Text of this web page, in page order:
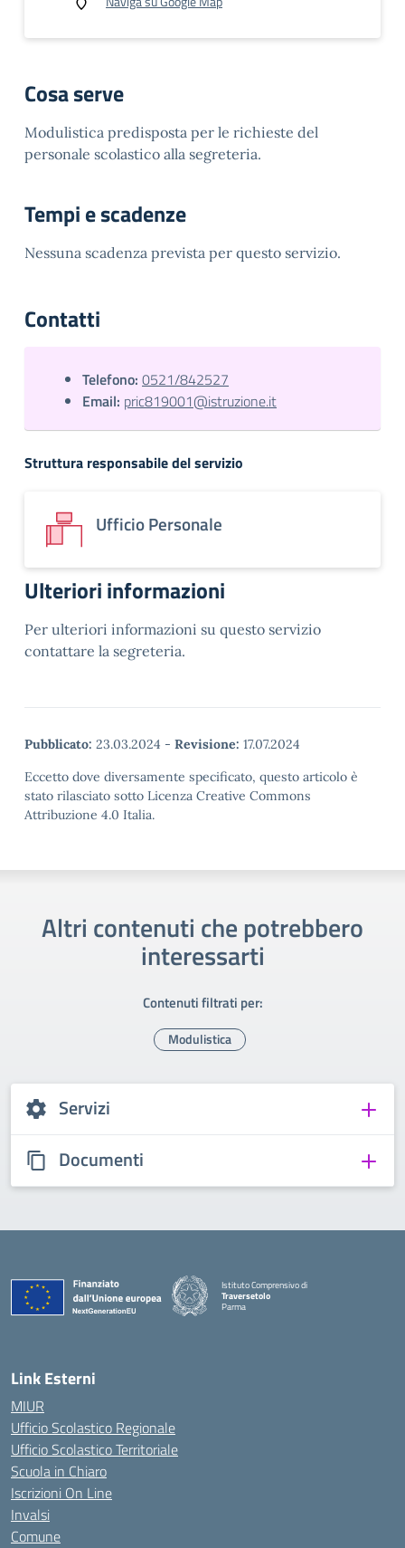
Cosa serve
Modulistica predisposta per le richieste del
personale scolastico alla segreteria.
Tempi e scadenze
Nessuna scadenza prevista per questo servizio.
Contatti
Telefono: 0521/842527
Email: pric819001@istruzione.it
Struttura responsabile del servizio
Ufficio Personale
Ulteriori informazioni
Per ulteriori informazioni su questo servizio
contattare la segreteria.
Pubblicato: 23.03.2024 - Revisione: 17.07.2024
Eccetto dove diversamente specificato, questo articolo è
stato rilasciato sotto Licenza Creative Commons
Attribuzione 4.0 Italia.
Altri contenuti che potrebbero
interessarti
Contenuti filtrati per:
Modulistica
Servizi
Documenti
Istituto Comprensivo di
Traversetolo
Parma
Link Esterni
MIUR
Ufficio Scolastico Regionale
Ufficio Scolastico Territoriale
Scuola in Chiaro
Iscrizioni On Line
Invalsi
Comune